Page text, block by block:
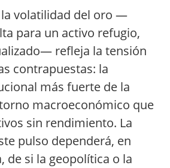
volatilidad del oro —
para un activo refugio,
refleja la tensión
contrapuestas: la
más fuerte de la
macroeconómico que
sin rendimiento. La
pulso dependerá, en
de si la geopolítica o la